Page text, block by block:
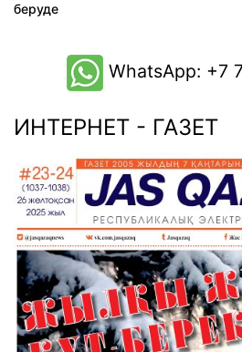
беруде
WhatsApp: +7
ИНТЕРНЕТ - ГАЗЕТ